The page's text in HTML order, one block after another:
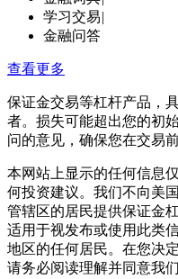
学习交易|
金融问答
查看更多
保证金交易等杠杆产品，
者。损失可能超出您的初
问的意见，确保您在交易
本网站上显示的任何信息
何投资建议。我们不向美
管辖区的居民提供保证金
适用于视发布或使用此类
地区的任何居民。在您决
请务必阅读理解并同意我